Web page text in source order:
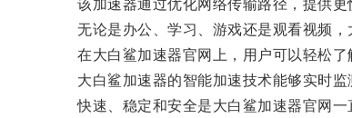
该加速器通过优化网络传输路径，提供更
无论是办公、学习、游戏还是观看视频，
在大白鲨加速器官网上，用户可以轻松了
大白鲨加速器的智能加速技术能够实时监
快速、稳定和安全是大白鲨加速器官网一